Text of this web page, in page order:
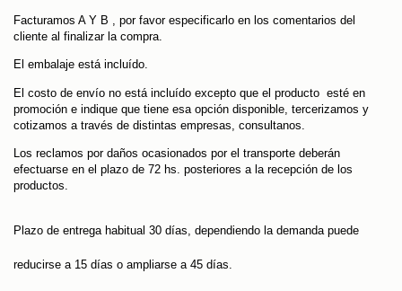
Facturamos A Y B , por favor especificarlo en los comentarios del
cliente al finalizar la compra.
El embalaje está incluído.
El costo de envío no está incluído excepto que el producto esté en
promoción e indique que tiene esa opción disponible, tercerizamos y
cotizamos a través de distintas empresas, consultanos.
Los reclamos por daños ocasionados por el transporte deberán
efectuarse en el plazo de 72 hs. posteriores a la recepción de los
productos.
Plazo de entrega habitual 30 días, dependiendo la demanda puede
reducirse a 15 días o ampliarse a 45 días.